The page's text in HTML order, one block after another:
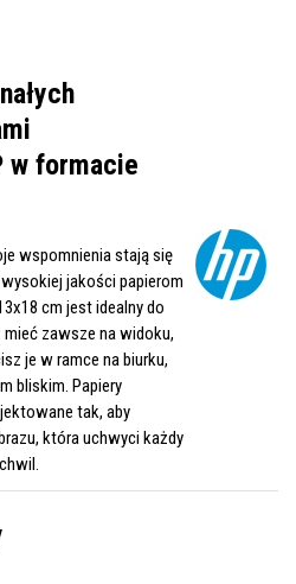
w formacie
wspomnienia stają się
jakości papierom
cm jest idealny do
zawsze na widoku,
je w ramce na biurku,
bliskim. Papiery
tak, aby
która uchwyci każdy